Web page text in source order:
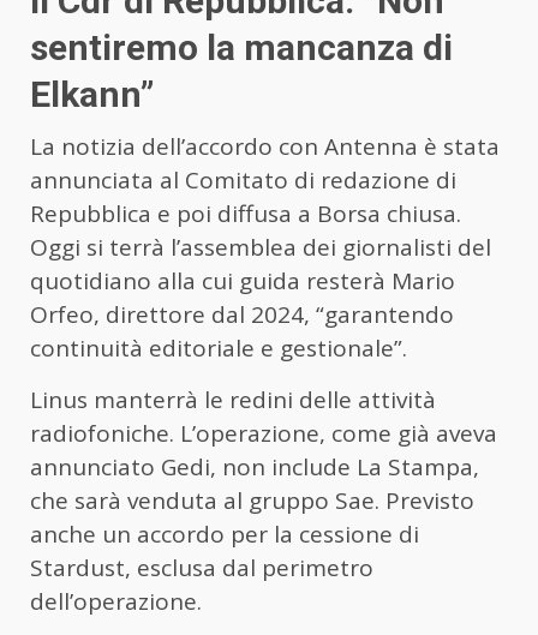
sentiremo la mancanza di
Elkann”
La notizia dell’accordo con Antenna è stata
annunciata al Comitato di redazione di
Repubblica e poi diffusa a Borsa chiusa.
Oggi si terrà l’assemblea dei giornalisti del
quotidiano alla cui guida resterà Mario
Orfeo, direttore dal 2024, “garantendo
continuità editoriale e gestionale”.
Linus manterrà le redini delle attività
radiofoniche. L’operazione, come già aveva
annunciato Gedi, non include La Stampa,
che sarà venduta al gruppo Sae. Previsto
anche un accordo per la cessione di
Stardust, esclusa dal perimetro
dell’operazione.